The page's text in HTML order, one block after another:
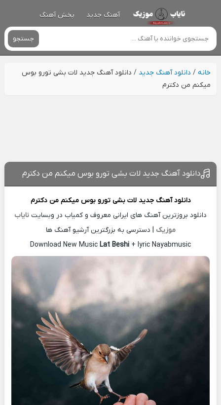
آهنگ جدید پخش آهنگ
جستجو
خانه/ دانلود آهنگ جدید / دانلود آهنگ جدید لات بشی تورو بوس
میکنم من دکترم
دانلود آهنگ جدید لات بشی تورو بوس میکنم من دکترم
دانلود آهنگ جدید لات بشی تورو بوس میکنم من دکترم
دانلود بروزترین آهنگ های ایرانی معروف و کمیاب در وبسایت نایاب
موزیک | دسترسی به بزرگترین آرشیو آهنگ ها
Download New Music Lat Beshi + lyric Nayabmusic